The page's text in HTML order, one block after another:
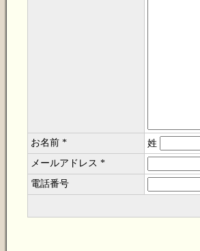
お名前 * 姓
メールアドレス *
電話番号